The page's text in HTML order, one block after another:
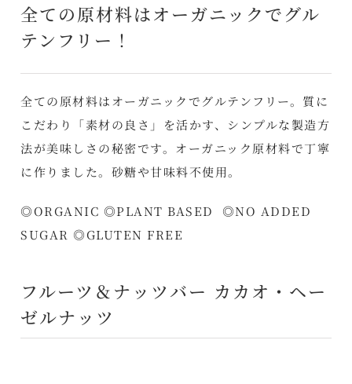
全ての原材料はオーガニックでグル
テンフリー！
全ての原材料はオーガニックでグルテンフリー。質に
こだわり「素材の良さ」を活かす、シンプルな製造方
法が美味しさの秘密です。オーガニック原材料で丁寧
に作りました。砂糖や甘味料不使用。
◎ORGANIC ◎PLANT BASED ◎NO ADDED
SUGAR ◎GLUTEN FREE
フルーツ＆ナッツバー カカオ・ヘー
ゼルナッツ